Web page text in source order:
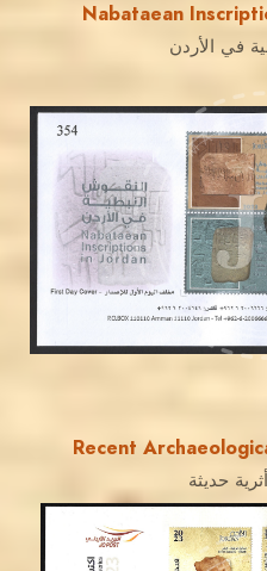
Nabataean
في الأردن
Recent
حديثة